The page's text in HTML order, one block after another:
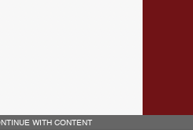
WITH CONTENT